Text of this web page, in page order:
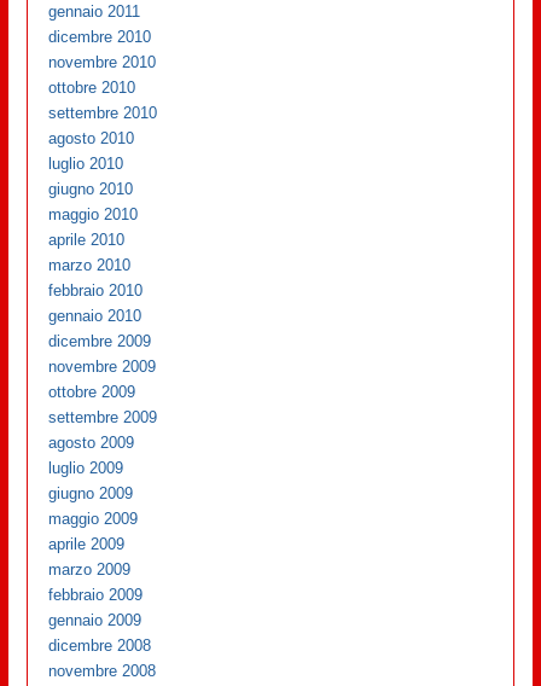
gennaio 2011
dicembre 2010
novembre 2010
ottobre 2010
settembre 2010
agosto 2010
luglio 2010
giugno 2010
maggio 2010
aprile 2010
marzo 2010
febbraio 2010
gennaio 2010
dicembre 2009
novembre 2009
ottobre 2009
settembre 2009
agosto 2009
luglio 2009
giugno 2009
maggio 2009
aprile 2009
marzo 2009
febbraio 2009
gennaio 2009
dicembre 2008
novembre 2008